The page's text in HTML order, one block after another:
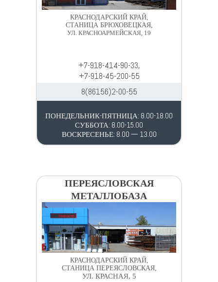
КРАСНОДАРСКИЙ КРАЙ,
СТАНИЦА БРЮХОВЕЦКАЯ,
УЛ. КРАСНОАРМЕЙСКАЯ, 19
+7-918-414-90-33,
+7-918-45-200-55
8(86156)2-00-55
ПОНЕДЕЛЬНИК-ПЯТНИЦА: 8.00-18.00
СУББОТА: 8.00-15.00
ВОСКРЕСЕНЬЕ: 8.00 — 13.00
ПЕРЕЯСЛОВСКАЯ
МЕТАЛЛОБАЗА
КРАСНОДАРСКИЙ КРАЙ,
СТАНИЦА ПЕРЕЯСЛОВСКАЯ,
УЛ. КРАСНАЯ, 5